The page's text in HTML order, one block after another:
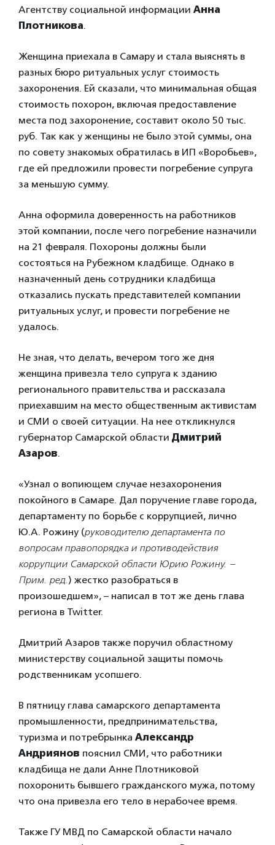
Агентству социальной информации Анна
Плотникова.
Женщина приехала в Самару и стала выяснять в
разных бюро ритуальных услуг стоимость
захоронения. Ей сказали, что минимальная общая
стоимость похорон, включая предоставление
места под захоронение, составит около 50 тыс.
руб. Так как у женщины не было этой суммы, она
по совету знакомых обратилась в ИП «Воробьев»,
где ей предложили провести погребение супруга
за меньшую сумму.
Анна оформила доверенность на работников
этой компании, после чего погребение назначили
на 21 февраля. Похороны должны были
состояться на Рубежном кладбище. Однако в
назначенный день сотрудники кладбища
отказались пускать представителей компании
ритуальных услуг, и провести погребение не
удалось.
Не зная, что делать, вечером того же дня
женщина привезла тело супруга к зданию
регионального правительства и рассказала
приехавшим на место общественным активистам
и СМИ о своей ситуации. На нее откликнулся
губернатор Самарской области Дмитрий
Азаров.
«Узнал о вопиющем случае незахоронения
покойного в Самаре. Дал поручение главе города,
департаменту по борьбе с коррупцией, лично
Ю.А. Рожину (руководителю департамента по
вопросам правопорядка и противодействия
коррупции Самарской области Юрию Рожину. –
Прим. ред.) жестко разобраться в
произошедшем», – написал в тот же день глава
региона в Twitter.
Дмитрий Азаров также поручил областному
министерству социальной защиты помочь
родственникам усопшего.
В пятницу глава самарского департамента
промышленности, предпринимательства,
туризма и потребрынка Александр
Андриянов пояснил СМИ, что работники
кладбища не дали Анне Плотниковой
похоронить бывшего гражданского мужа, потому
что она привезла его тело в нерабочее время.
Также ГУ МВД по Самарской области начало